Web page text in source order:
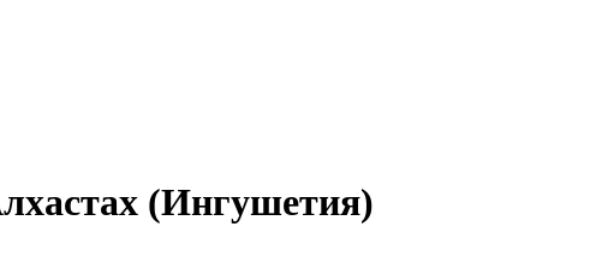
(Ингушетия)